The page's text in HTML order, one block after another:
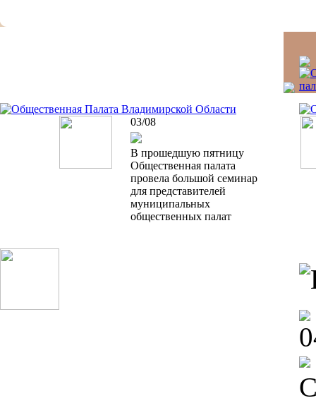
03/08
В прошедшую пятницу
Общественная палата
провела большой семинар
для представителей
муниципальных
общественных палат